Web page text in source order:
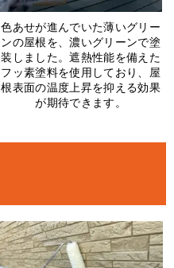
色あせが進んでいた薄いグリー
ンの屋根を、濃いグリーンで塗
装しました。遮熱性能を備えた
フッ素塗料を使用しており、屋
根表面の温度上昇を抑える効果
が期待できます。